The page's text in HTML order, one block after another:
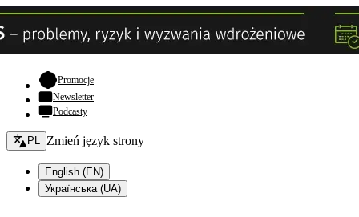
Promocje- otwiera się w nowej karcie
Newsletter
Podcasty
Zmień język - bieżący:
PL Zmień język strony
English (EN)
Українська (UA)